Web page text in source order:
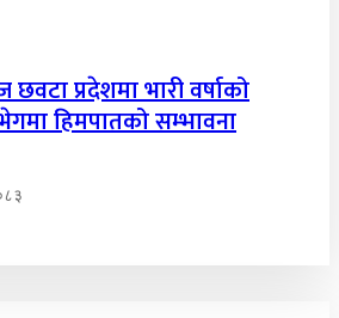
प्रदेशमा भारी वर्षाको
हिमपातको सम्भावना